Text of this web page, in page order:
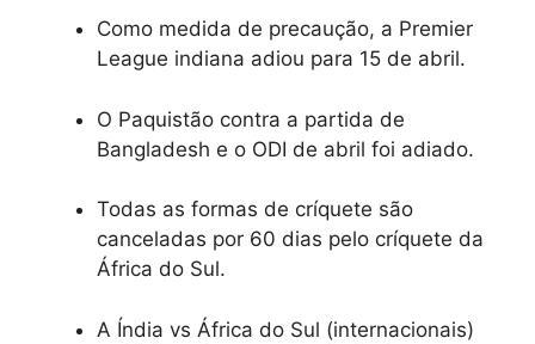
Como medida de precaução, a Premier
League indiana adiou para 15 de abril.
O Paquistão contra a partida de
Bangladesh e o ODI de abril foi adiado.
Todas as formas de críquete são
canceladas por 60 dias pelo críquete da
África do Sul.
A Índia vs África do Sul (internacionais)